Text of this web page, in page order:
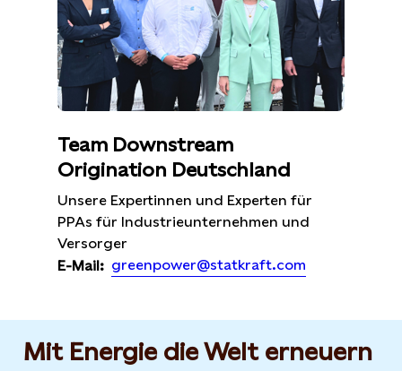
Team Downstream
Origination Deutschland
Unsere Expertinnen und Experten für
PPAs für Industrieunternehmen und
Versorger
E-Mail: greenpower@statkraft.com
Mit Energie die Welt erneuern